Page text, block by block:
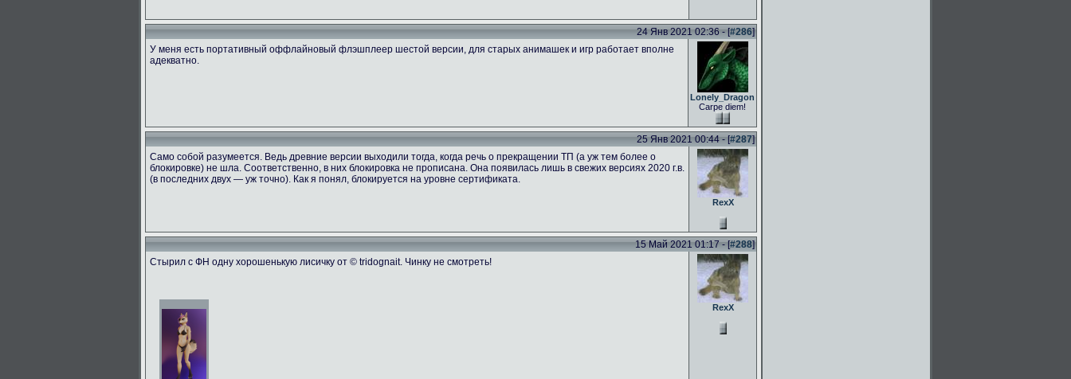
24 Янв 2021 02:36 - [#286]
У меня есть портативный оффлайновый флэшплеер шестой версии, для старых анимашек и игр работает вполне
адекватно.
Lonely_Dragon
Carpe diem!
25 Янв 2021 00:44 - [#287]
Само собой разумеется. Ведь древние версии выходили тогда, когда речь о прекращении ТП (а уж тем более о
блокировке) не шла. Соответственно, в них блокировка не прописана. Она появилась лишь в свежих версиях 2020 г.в.
(в последних двух — уж точно). Как я понял, блокируется на уровне сертификата.
RexX
15 Май 2021 01:17 - [#288]
Стырил с ФН одну хорошенькую лисичку от © tridognait. Чинку не смотреть!
RexX